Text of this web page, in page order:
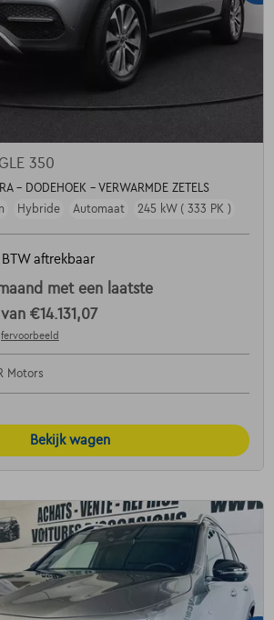
350
- DODEHOEK - VERWARMDE ZETELS
Hybride Automaat 245 kW ( 333 PK )
BTW aftrekbaar
met een laatste
€14.131,07
Motors
Bekijk wagen